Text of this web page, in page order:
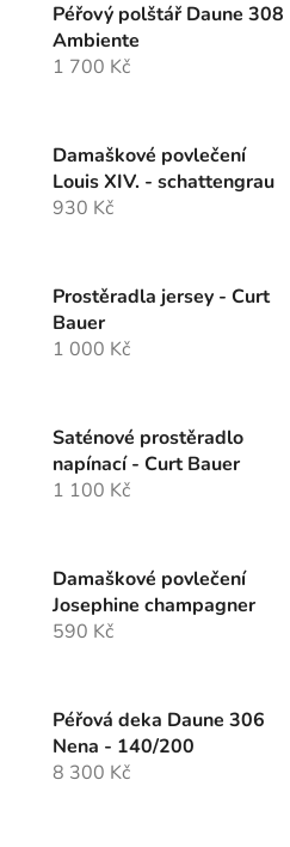
Péřový polštář Daune 308
Ambiente
1 700 Kč
Damaškové povlečení
Louis XIV. - schattengrau
930 Kč
Prostěradla jersey - Curt
Bauer
1 000 Kč
Saténové prostěradlo
napínací - Curt Bauer
1 100 Kč
Damaškové povlečení
Josephine champagner
590 Kč
Péřová deka Daune 306
Nena - 140/200
8 300 Kč